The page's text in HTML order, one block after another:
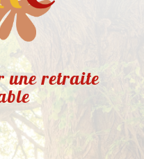
une retraite